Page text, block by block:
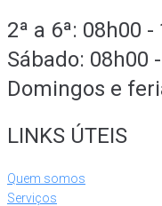
2ª a 6ª: 08h00
Sábado: 08h00
Domingos e
LINKS ÚTEIS
Quem somos
Serviços